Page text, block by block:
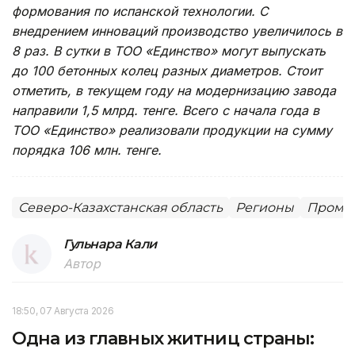
формования по испанской технологии. С
внедрением инноваций производство увеличилось в
8 раз. В сутки в ТОО «Единство» могут выпускать
до 100 бетонных колец разных диаметров. Стоит
отметить, в текущем году на модернизацию завода
направили 1,5 млрд. тенге. Всего с начала года в
ТОО «Единство» реализовали продукции на сумму
порядка 106 млн. тенге.
Северо-Казахстанская область Регионы
Гульнара Кали
Автор
18:50, 07 Августа 2026
Одна из главных житниц страны: